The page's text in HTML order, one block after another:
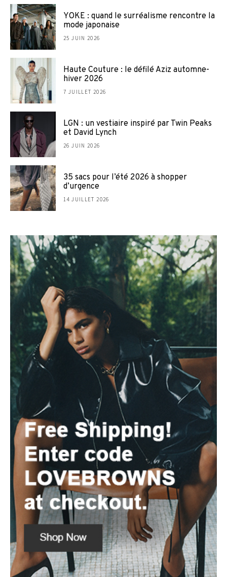
YOKE : quand le surréalisme rencontre la
mode japonaise
25 JUIN 2026
Haute Couture : le défilé Aziz automne-
hiver 2026
7 JUILLET 2026
LGN : un vestiaire inspiré par Twin Peaks
et David Lynch
26 JUIN 2026
35 sacs pour l’été 2026 à shopper
d’urgence
14 JUILLET 2026